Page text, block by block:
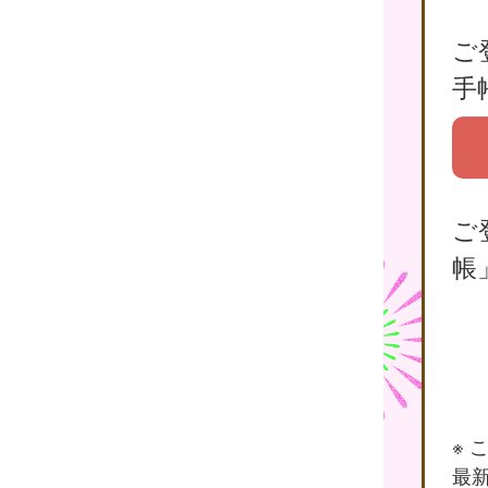
ご
手
ご
帳
※
最